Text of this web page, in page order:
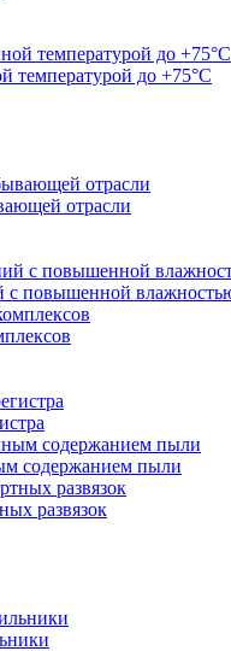
температурой до +75°C
отрасли
с повышенной
содержанием пыли
развязок